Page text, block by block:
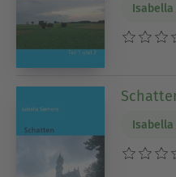
Isabella
Isabella